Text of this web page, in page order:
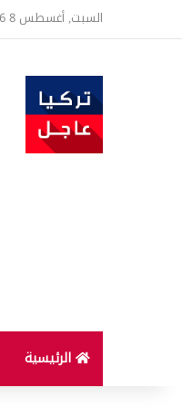
السبت, أغسطس 8 2026
الرئيسية